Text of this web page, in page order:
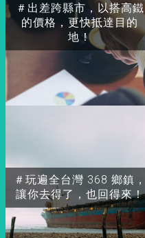
＃出差跨縣市，以搭高鐵
的價格，更快抵達目的
地！
＃玩遍全台灣 368 鄉鎮，
讓你去得了，也回得來！